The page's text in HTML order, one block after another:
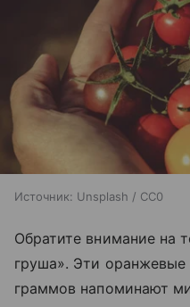
Источник: Unsplash / CC0
Обратите внимание на
груша». Эти
граммов напоминают